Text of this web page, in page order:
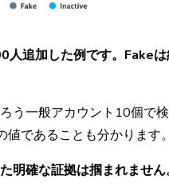
人追加した例です。Fake
う一般アカウント10個で
であることも分かります。
明確な証拠は掴まれません